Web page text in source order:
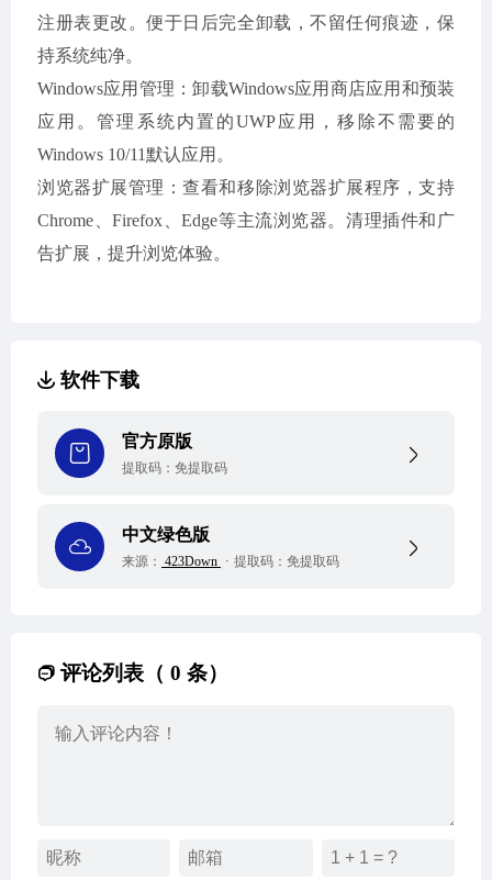
注册表更改。便于日后完全卸载，不留任何痕迹，保
持系统纯净。
Windows应用管理：卸载Windows应用商店应用和预装
应用。管理系统内置的UWP应用，移除不需要的
Windows 10/11默认应用。
浏览器扩展管理：查看和移除浏览器扩展程序，支持
Chrome、Firefox、Edge等主流浏览器。清理插件和广
告扩展，提升浏览体验。
软件下载
官方原版
提取码： 免提取码
中文绿色版
来源： 423Down 提取码： 免提取码
评论列表（ 0 条）